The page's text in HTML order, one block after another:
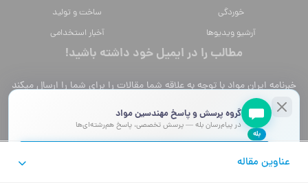
عناوین مقاله
خوردگی
ساخت و تولید
آرشیو ویدیوها
آخبار استخدامی
مطالب را در ایمیل خود داشته باشید!
خبرنامه ایران مواد با توجه به علاقه شما مقالات را برای شما را ارسال میکند
[mc4wp_form id="18147"]
خانواده ایران مواد بله
گروه پرسش و پاسخ مهندسین مواد
در پیام‌رسان بله — پرسش تخصصی، پاسخ هم‌رشته‌ای‌ها